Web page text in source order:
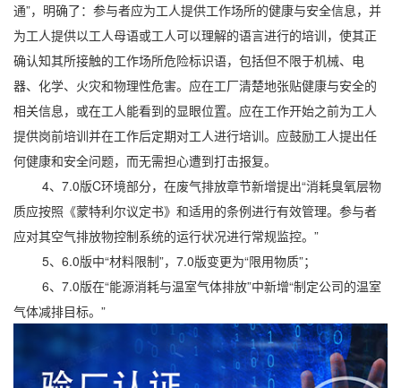
通”，明确了：参与者应为工人提供工作场所的健康与安全信息，并
为工人提供以工人母语或工人可以理解的语言进行的培训，使其正
确认知其所接触的工作场所危险标识语，包括但不限于机械、电
器、化学、火灾和物理性危害。应在工厂清楚地张贴健康与安全的
相关信息，或在工人能看到的显眼位置。应在工作开始之前为工人
提供岗前培训并在工作后定期对工人进行培训。应鼓励工人提出任
何健康和安全问题，而无需担心遭到打击报复。
4、7.0版C环境部分，在废气排放章节新增提出“消耗臭氧层物
质应按照《蒙特利尔议定书》和适用的条例进行有效管理。参与者
应对其空气排放物控制系统的运行状况进行常规监控。”
5、6.0版中“材料限制”，7.0版变更为“限用物质”；
6、7.0版在“能源消耗与温室气体排放”中新增“制定公司的温室
气体减排目标。”